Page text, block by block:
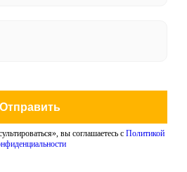
Отправить
вы соглашаетесь с Политикой